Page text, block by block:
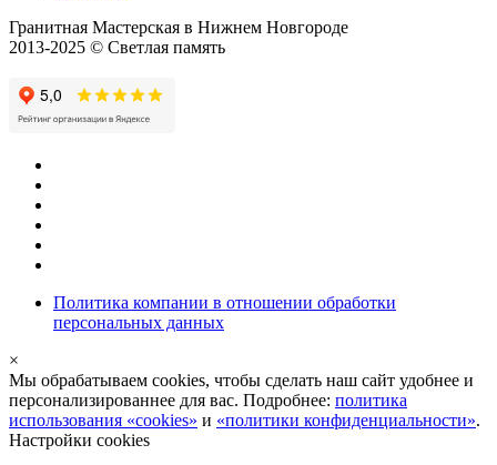
Гранитная Мастерская в Нижнем Новгороде
2013-2025 © Светлая память
Политика компании в отношении обработки
персональных данных
×
Мы обрабатываем cookies, чтобы сделать наш сайт удобнее и
персонализированнее для вас. Подробнее: политика
использования «cookies» и «политики конфиденциальности».
Настройки cookies